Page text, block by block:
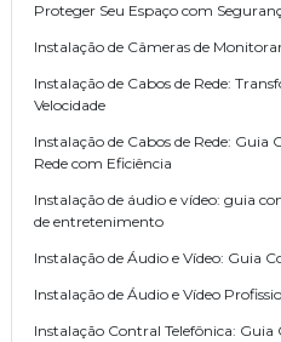
Proteger Seu Espaço com
Instalação de Câmeras de
Instalação de Cabos de Rede:
Velocidade
Instalação de Cabos de Rede:
Rede com Eficiência
Instalação de áudio e vídeo: guia
de entretenimento
Instalação de Áudio e Vídeo: Guia
Instalação de Áudio e Vídeo
Instalação Contral Telefônica: